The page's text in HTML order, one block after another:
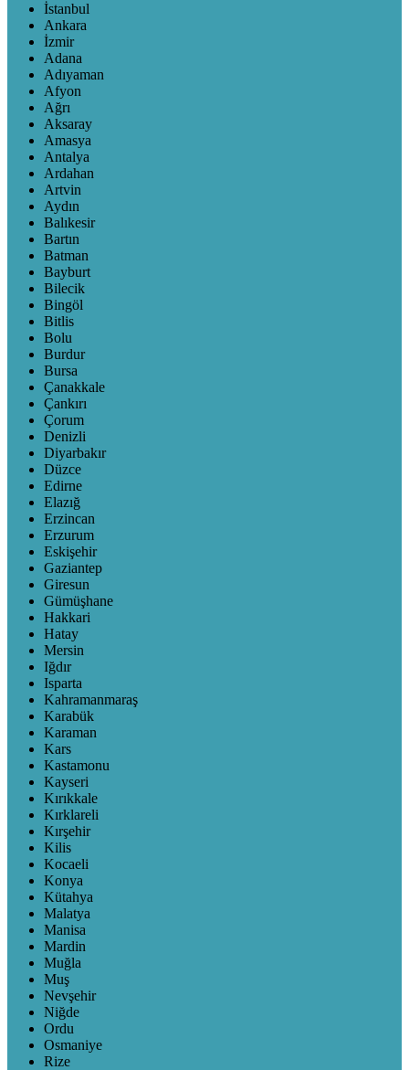
İstanbul
Ankara
İzmir
Adana
Adıyaman
Afyon
Ağrı
Aksaray
Amasya
Antalya
Ardahan
Artvin
Aydın
Balıkesir
Bartın
Batman
Bayburt
Bilecik
Bingöl
Bitlis
Bolu
Burdur
Bursa
Çanakkale
Çankırı
Çorum
Denizli
Diyarbakır
Düzce
Edirne
Elazığ
Erzincan
Erzurum
Eskişehir
Gaziantep
Giresun
Gümüşhane
Hakkari
Hatay
Mersin
Iğdır
Isparta
Kahramanmaraş
Karabük
Karaman
Kars
Kastamonu
Kayseri
Kırıkkale
Kırklareli
Kırşehir
Kilis
Kocaeli
Konya
Kütahya
Malatya
Manisa
Mardin
Muğla
Muş
Nevşehir
Niğde
Ordu
Osmaniye
Rize